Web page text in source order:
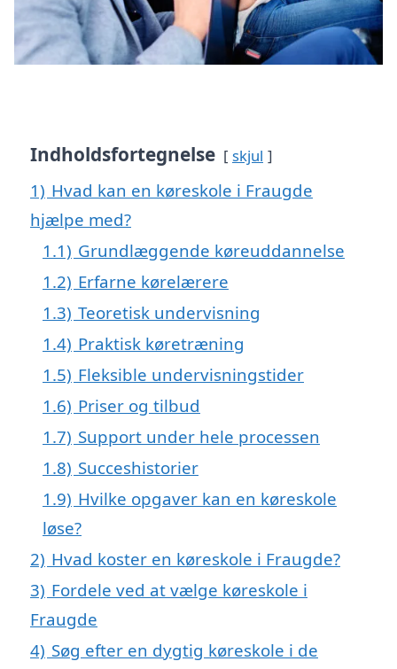
Indholdsfortegnelse skjul
1) Hvad kan en køreskole i Fraugde
hjælpe med?
1.1) Grundlæggende køreuddannelse
1.2) Erfarne kørelærere
1.3) Teoretisk undervisning
1.4) Praktisk køretræning
1.5) Fleksible undervisningstider
1.6) Priser og tilbud
1.7) Support under hele processen
1.8) Succeshistorier
1.9) Hvilke opgaver kan en køreskole
løse?
2) Hvad koster en køreskole i Fraugde?
3) Fordele ved at vælge køreskole i
Fraugde
4) Søg efter en dygtig køreskole i de